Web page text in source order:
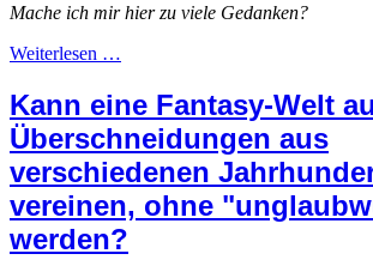
Mache ich mir hier zu viele Gedanken?
Weiterlesen …
Kann eine Fantasy-Welt
Überschneidungen aus
verschiedenen
vereinen, ohne
werden?